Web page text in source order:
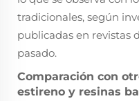
tradicionales, según
publicadas en revistas
pasado.
Comparación con
estireno y resinas